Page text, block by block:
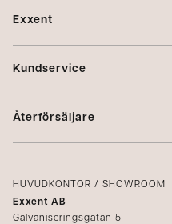
Exxent
Om Exxent
Profilering
Integritetspolicy
Kundservice
Kontakta oss
Återförsäljare
Kataloger
Mediabank
HUVUDKONTOR / SHOWROOM
Exxent AB
Galvaniseringsgatan 5